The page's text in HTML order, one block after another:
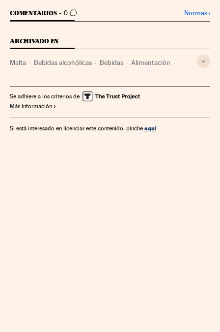
COMENTARIOS 0
IR A LOS COMENTARIOS Normas›
ARCHIVADO EN
Malta Bebidas alcohólicas Bebidas Alimentación
Se adhiere a los criterios de
Más información
Si está interesado en licenciar este contenido, pinche aquí